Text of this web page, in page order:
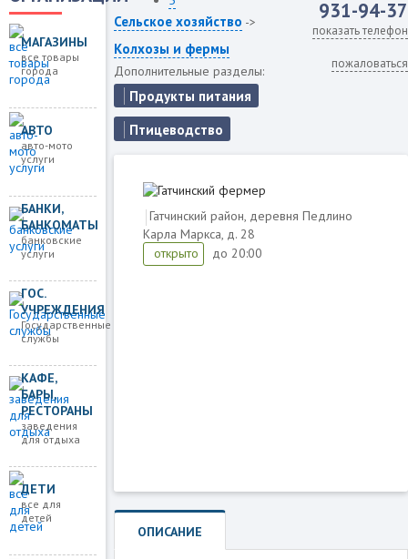
МАГАЗИНЫ
все товары
города
АВТО
авто-мото
услуги
БАНКИ,
БАНКОМАТЫ
банковские
услуги
ГОС.
УЧРЕЖДЕНИЯ
Государственные
службы
КАФЕ,
БАРЫ,
РЕСТОРАНЫ
заведения
для отдыха
ДЕТИ
все для
детей
Сельское хозяйство ->
Колхозы и фермы
Дополнительные разделы:
Продукты питания
Птицеводство
931-94-37
показать телефон
пожаловаться
Гатчинский район, деревня Педлино
Карла Маркса, д. 28
открыто
до 20:00
ОПИСАНИЕ